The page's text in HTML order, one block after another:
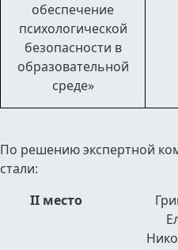
обеспечение
психологической
безопасности в
образовательной
среде»
По решению экспертной
стали:
II место